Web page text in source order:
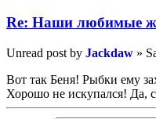
Re: Наши любимые
Unread post by Jackdaw »
Вот так Беня! Рыбки ему
Хорошо не искупался! Да,